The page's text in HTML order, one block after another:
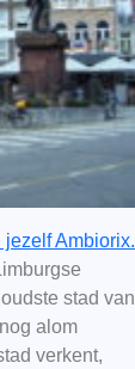
jezelf Ambiorix.
stad van
alom
verkent,